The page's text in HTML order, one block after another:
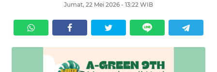
Jumat, 22 Mei 2026 - 13:22 WIB
SERBI
OPINI